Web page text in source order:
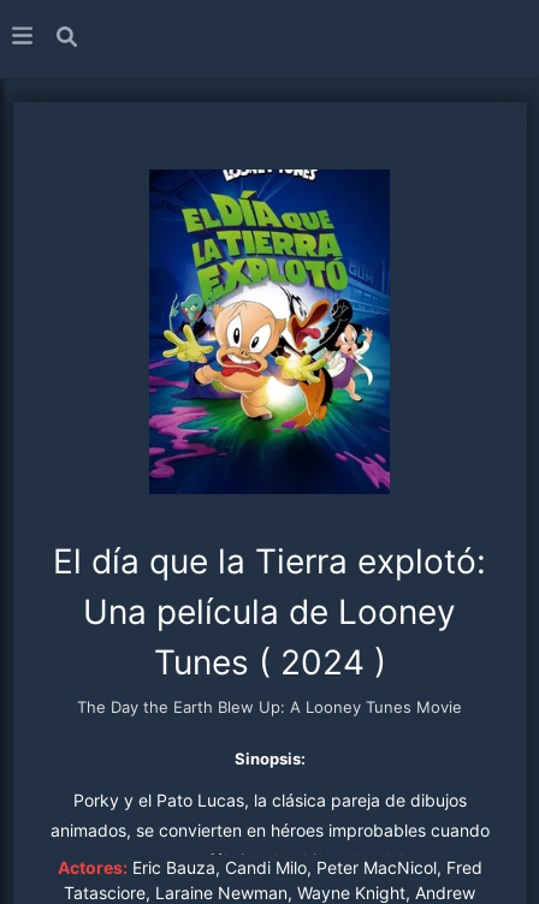
El día que la Tierra explotó:
Una película de Looney
Tunes ( 2024 )
The Day the Earth Blew Up: A Looney Tunes Movie
Sinopsis:
Porky y el Pato Lucas, la clásica pareja de dibujos
animados, se convierten en héroes improbables cuando
sus travesuras en la fábrica de chicles local destapan un
complot secreto de control mental alienígena. Contra
Actores: Eric Bauza, Candi Milo, Peter MacNicol, Fred
Tatasciore, Laraine Newman, Wayne Knight, Andrew